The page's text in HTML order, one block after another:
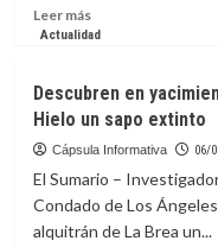
Megan
Leer másLeer
más
Almodóvar
presentará
‘Amarga
en
Festival
de
Actualidad
Descubren en
Hielo un sapo extinto
Cápsula Informativa 06/
El Sumario –
Condado de Los
alquitrán de La Brea un...